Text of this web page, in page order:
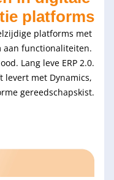
platforms
platforms met
aan functionaliteiten.
Lang leve ERP 2.0.
levert met Dynamics,
gereedschapskist.